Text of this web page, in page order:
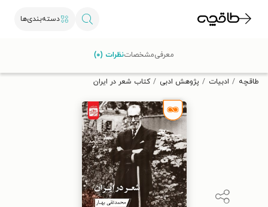
دسته‌بندی‌ها
تخفیف از طاقچه دریافت کن.
طاقچه ادبیات پژوهش ادبی کتاب شعر در ایران
معرفیمشخصاتنظرات (۰)